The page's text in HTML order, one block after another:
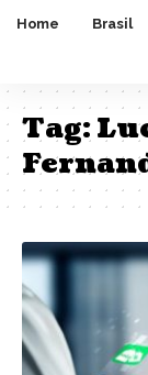
Home Brasil
Tag: